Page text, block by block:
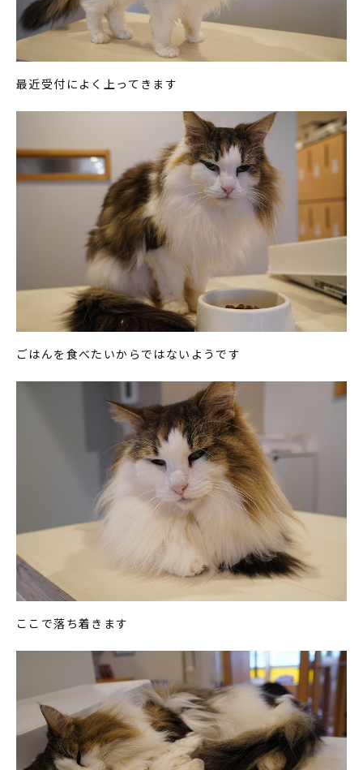
最近受付によく上ってきます
ごはんを食べたいからではないようです
ここで落ち着きます